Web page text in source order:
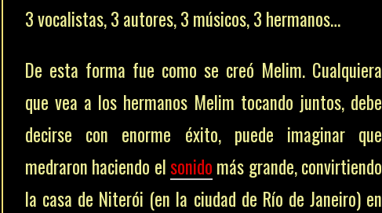
3 vocalistas, 3 autores, 3 músicos, 3 hermanos…
De esta forma fue como se creó Melim. Cualquiera
que vea a los hermanos Melim tocando juntos, debe
decirse con enorme éxito, puede imaginar que
medraron haciendo elsonido más grande, convirtiendo
la casa de Niterói (en la ciudad de Río de Janeiro) en